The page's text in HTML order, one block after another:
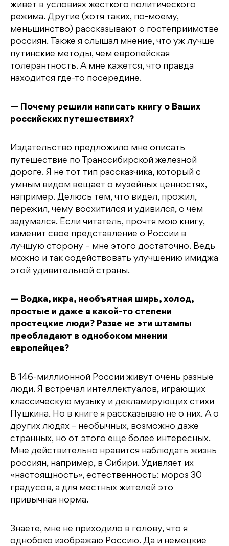
живет в условиях жесткого политического
режима. Другие (хотя таких, по-моему,
меньшинство) рассказывают о гостеприимстве
россиян. Также я слышал мнение, что уж лучше
путинские методы, чем европейская
толерантность. А мне кажется, что правда
находится где-то посередине.
— Почему решили написать книгу о Ваших
российских путешествиях?
Издательство предложило мне описать
путешествие по Транссибирской железной
дороге. Я не тот тип рассказчика, который с
умным видом вещает о музейных ценностях,
например. Делюсь тем, что видел, прожил,
пережил, чему восхитился и удивился, о чем
задумался. Если читатель, прочтя мою книгу,
изменит свое представление о России в
лучшую сторону – мне этого достаточно. Ведь
можно и так содействовать улучшению имиджа
этой удивительной страны.
— Водка, икра, необъятная ширь, холод,
простые и даже в какой-то степени
простецкие люди? Разве не эти штампы
преобладают в однобоком мнении
европейцев?
В 146-миллионной России живут очень разные
люди. Я встречал интеллектуалов, играющих
классическую музыку и декламирующих стихи
Пушкина. Но в книге я рассказываю не о них. А о
других людях – необычных, возможно даже
странных, но от этого еще более интересных.
Мне действительно нравится наблюдать жизнь
россиян, например, в Сибири. Удивляет их
«настоящность», естественность: мороз 30
градусов, а для местных жителей это
привычная норма.
Знаете, мне не приходило в голову, что я
однобоко изображаю Россию. Да и немецкие